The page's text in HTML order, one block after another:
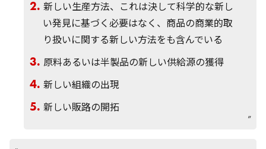
新しい生産方法、これは決して科学的な新し
い発見に基づく必要はなく、商品の商業的取
り扱いに関する新しい方法をも含んでいる
原料あるいは半製品の新しい供給源の獲得
新しい組織の出現
新しい販路の開拓